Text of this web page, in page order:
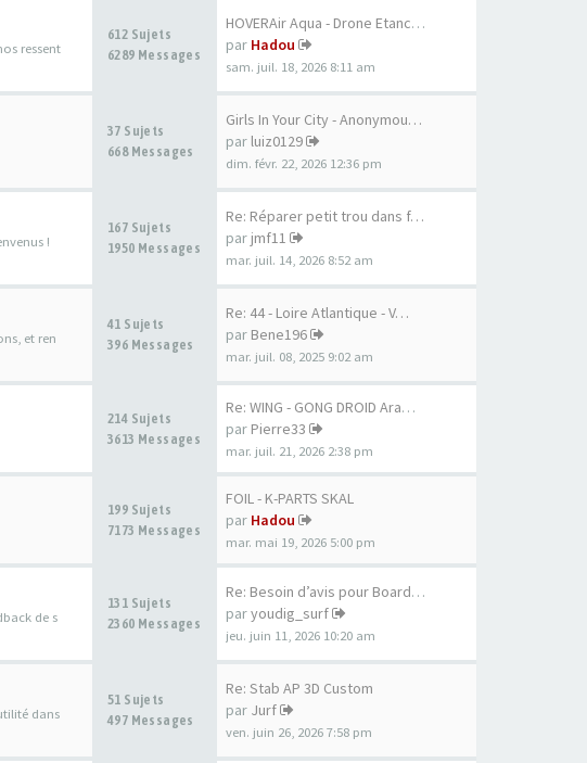
ressent
612 Sujets
6289 Messages
HOVERAir Aqua - Drone Etanche…
par Hadou
sam. juil. 18, 2026 8:11 am
37 Sujets
668 Messages
Girls In Your City - Anonymou…
par luiz0129
dim. févr. 22, 2026 12:36 pm
!
167 Sujets
1950 Messages
Re: Réparer petit trou dans f…
par jmf11
mar. juil. 14, 2026 8:52 am
et ren
41 Sujets
396 Messages
Re: 44 - Loire Atlantique - V…
par Bene196
mar. juil. 08, 2025 9:02 am
214 Sujets
3613 Messages
Re: WING - GONG DROID Aramid …
par Pierre33
mar. juil. 21, 2026 2:38 pm
199 Sujets
7173 Messages
FOIL - K-PARTS SKAL
par Hadou
mar. mai 19, 2026 5:00 pm
de s
131 Sujets
2360 Messages
Re: Besoin d’avis pour Board …
paryoudig_surf
jeu. juin 11, 2026 10:20 am
dans
51 Sujets
497 Messages
Re: Stab AP 3D Custom
par Jurf
ven. juin 26, 2026 7:58 pm